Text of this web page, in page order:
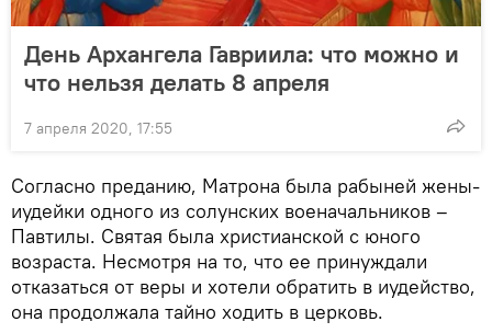
День Архангела Гавриила: что можно и
что нельзя делать 8 апреля
7 апреля 2020, 17:55
Согласно преданию, Матрона была рабыней жены-
иудейки одного из солунских военачальников –
Павтилы. Святая была христианской с юного
возраста. Несмотря на то, что ее принуждали
отказаться от веры и хотели обратить в иудейство,
она продолжала тайно ходить в церковь.